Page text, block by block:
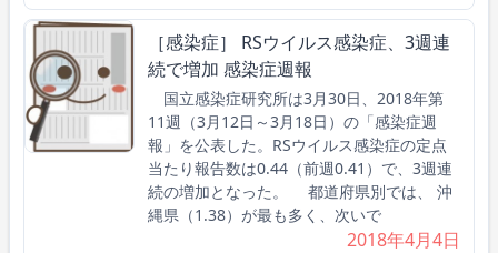
［感染症］ RSウイルス感染症、3週連
続で増加 感染症週報
国立感染症研究所は3月30日、2018年第
11週（3月12日～3月18日）の「感染症週
報」を公表した。RSウイルス感染症の定点
当たり報告数は0.44（前週0.41）で、3週連
続の増加となった。 都道府県別では、 沖
縄県（1.38）が最も多く、次いで
2018年4月4日